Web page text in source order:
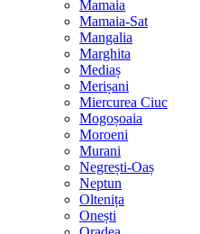
Mamaia
Mamaia-Sat
Mangalia
Marghita
Mediaș
Merișani
Miercurea Ciuc
Mogoșoaia
Moroeni
Murani
Negrești-Oaș
Neptun
Oltenița
Onești